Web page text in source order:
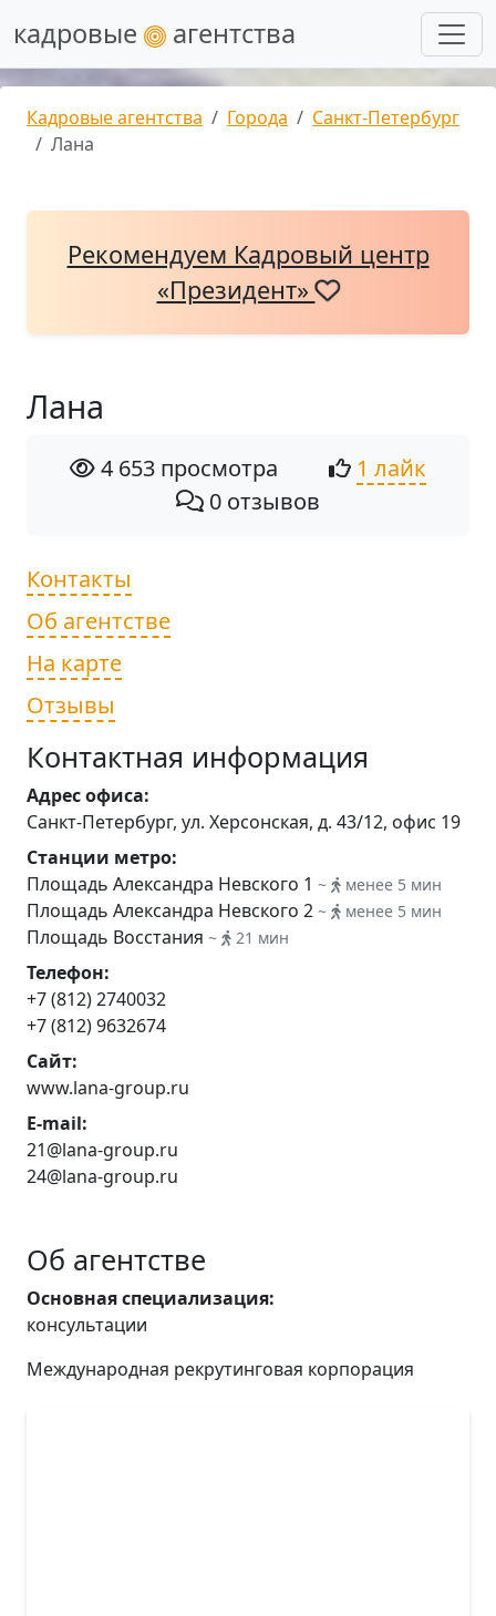
кадровые агентства
Кадровые агентства Города
Санкт-Петербург
Лана
Рекомендуем Кадровый центр
«Президент»
Лана
4 653 просмотра
1 лайк
0 отзывов
Контакты
Об агентстве
На карте
Отзывы
Контактная информация
Адрес офиса:
Санкт-Петербург, ул. Херсонская, д. 43/12, офис 19
Станции метро:
Площадь Александра Невского 1 ~ менее 5 мин
Площадь Александра Невского 2 ~ менее 5 мин
Площадь Восстания ~ 21 мин
Телефон:
+7 (812) 2740032
+7 (812) 9632674
Сайт:
www.lana-group.ru
E-mail:
21@lana-group.ru
24@lana-group.ru
Об агентстве
Основная специализация:
консультации
Международная рекрутинговая корпорация